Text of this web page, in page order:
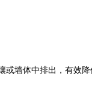
墙体中排出，有效